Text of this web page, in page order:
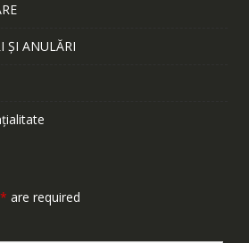
ȘI ANULĂRI
* are required